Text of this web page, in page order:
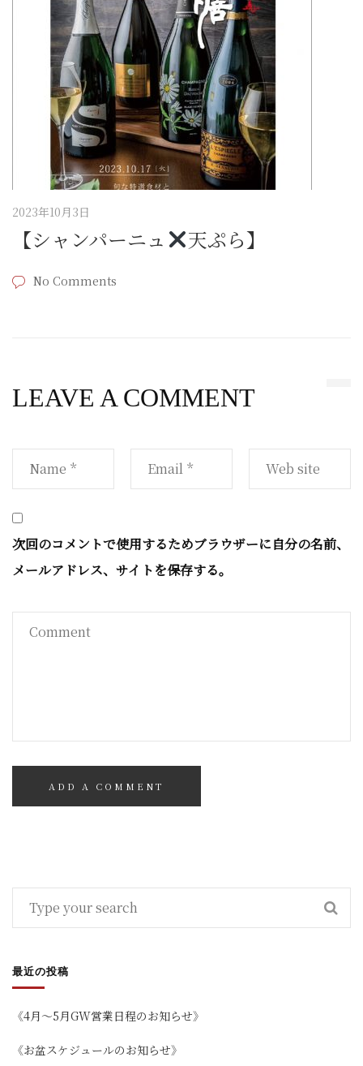
2023年10月3日
【シャンパーニュ 天ぷら】
No Comments
LEAVE A COMMENT
次回のコメントで使用するためブラウザーに自分の名前、
メールアドレス、サイトを保存する。
最近の投稿
《4月～5月GW営業日程のお知らせ》
《お盆スケジュールのお知らせ》